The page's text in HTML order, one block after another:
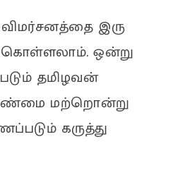
இரு
ஒன்று
தமிழவன்
மற்றொன்று
கருத்து